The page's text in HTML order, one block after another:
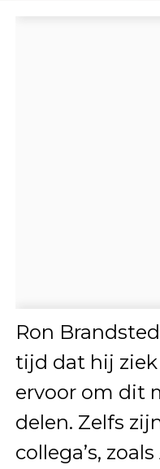
Ron
tijd dat hij ziek
ervoor om dit
delen. Zelfs
collega’s,